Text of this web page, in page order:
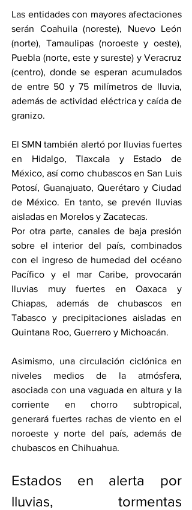
Las entidades con mayores afectaciones
serán Coahuila (noreste), Nuevo León
(norte), Tamaulipas (noroeste y oeste),
Puebla (norte, este y sureste) y Veracruz
(centro), donde se esperan acumulados
de entre 50 y 75 milímetros de lluvia,
además de actividad eléctrica y caída de
granizo.
El SMN también alertó por lluvias fuertes
en Hidalgo, Tlaxcala y Estado de
México, así como chubascos en San Luis
Potosí, Guanajuato, Querétaro y Ciudad
de México. En tanto, se prevén lluvias
aisladas en Morelos y Zacatecas.
Por otra parte, canales de baja presión
sobre el interior del país, combinados
con el ingreso de humedad del océano
Pacífico y el mar Caribe, provocarán
lluvias muy fuertes en Oaxaca y
Chiapas, además de chubascos en
Tabasco y precipitaciones aisladas en
Quintana Roo, Guerrero y Michoacán.
Asimismo, una circulación ciclónica en
niveles medios de la atmósfera,
asociada con una vaguada en altura y la
corriente en chorro subtropical,
generará fuertes rachas de viento en el
noroeste y norte del país, además de
chubascos en Chihuahua.
Estados en alerta por
lluvias, tormentas